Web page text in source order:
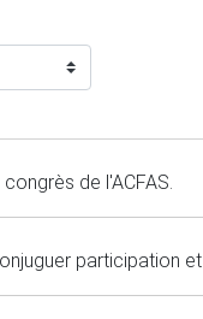
congrès de l'ACFAS.
participation